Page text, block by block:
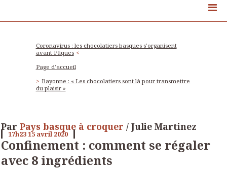
Coronavirus : les chocolatiers basques s'organisent
avant Pâques
Page d'accueil
Bayonne : « Les chocolatiers sont là pour transmettre
du plaisir »
Par Pays basque à croquer / Julie Martinez
17h2315 avril 2020
Confinement : comment se régaler
avec 8 ingrédients